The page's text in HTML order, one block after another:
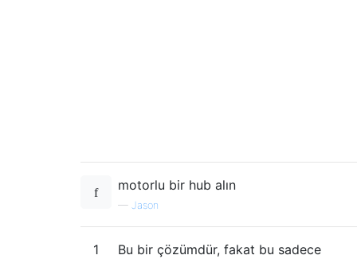
motorlu bir hub alın
— Jason
1
Bu bir çözümdür, fakat bu sadece